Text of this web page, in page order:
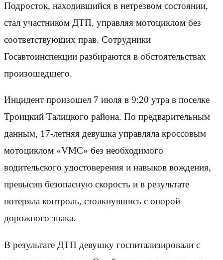
Подросток, находившийся в нетрезвом состоянии,
стал участником ДТП, управляя мотоциклом без
соответствующих прав. Сотрудники
Госавтоинспекции разбираются в обстоятельствах
произошедшего.
Инцидент произошел 7 июля в 9:20 утра в поселке
Троицкий Талицкого района. По предварительным
данным, 17-летняя девушка управляла кроссовым
мотоциклом «VMC» без необходимого
водительского удостоверения и навыков вождения,
превысив безопасную скорость и в результате
потеряла контроль, столкнувшись с опорой
дорожного знака.
В результате ДТП девушку госпитализировали с